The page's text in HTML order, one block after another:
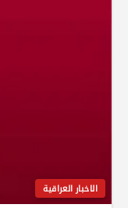
الاخبار العراقية